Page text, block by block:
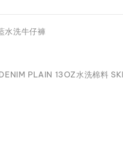
水洗牛仔褲
PLAIN 13OZ水洗棉料